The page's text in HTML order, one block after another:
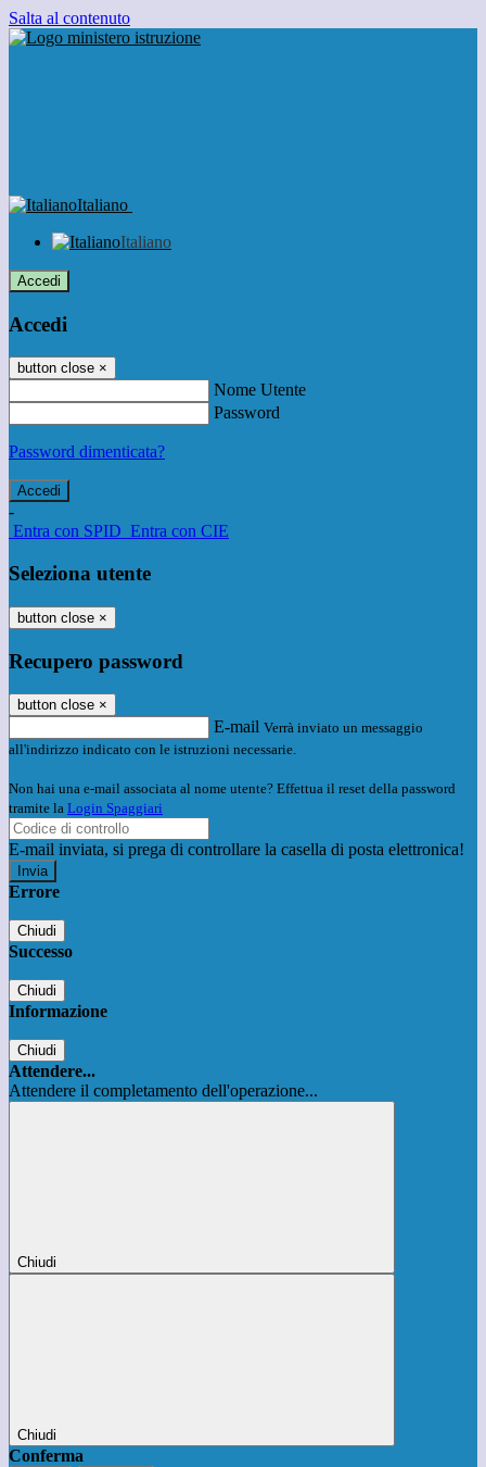
Salta al contenuto
Italiano
Italiano
Accedi
Accedi
button close ×
Nome Utente
Password
Password dimenticata?
-
Entra con SPID Entra con CIE
Seleziona utente
button close ×
Recupero password
button close ×
E-mail Verrà inviato un messaggio
all'indirizzo indicato con le istruzioni necessarie.
Non hai una e-mail associata al nome utente? Effettua il reset della password
tramite la Login Spaggiari
E-mail inviata, si prega di controllare la casella di posta elettronica!
Errore
Chiudi
Successo
Chiudi
Informazione
Chiudi
Attendere...
Attendere il completamento dell'operazione...
Chiudi
Chiudi
Conferma